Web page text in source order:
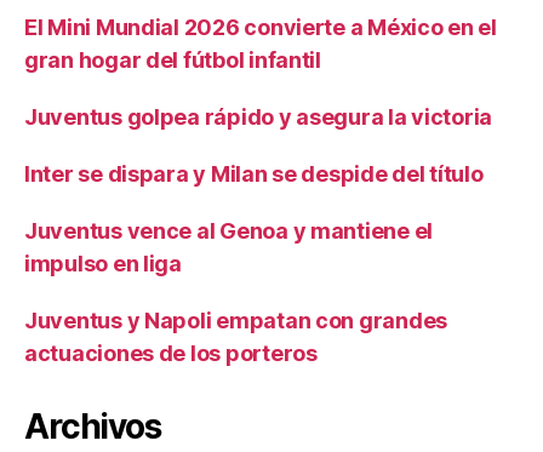
El Mini Mundial 2026 convierte a México en el
gran hogar del fútbol infantil
Juventus golpea rápido y asegura la victoria
Inter se dispara y Milan se despide del título
Juventus vence al Genoa y mantiene el
impulso en liga
Juventus y Napoli empatan con grandes
actuaciones de los porteros
Archivos